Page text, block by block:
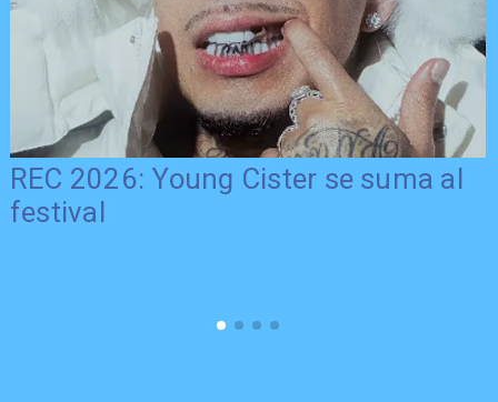
REC 2026: Young Cister se suma al
festival